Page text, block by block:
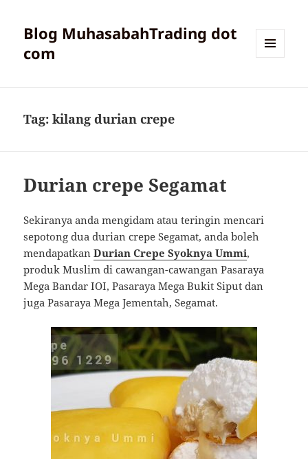
Blog MuhasabahTrading dot
com
Tag:kilang durian crepe
Durian crepe Segamat
Sekiranya anda mengidam atau teringin mencari
sepotong dua durian crepe Segamat, anda boleh
mendapatkanDurian Crepe Syoknya Ummi,
produk Muslim di cawangan-cawangan Pasaraya
Mega Bandar IOI, Pasaraya Mega Bukit Siput dan
juga Pasaraya Mega Jementah, Segamat.